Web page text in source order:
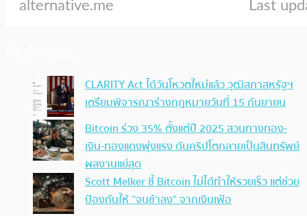
CLARITY Act ได้วันโหวตใหม่แล้ว วุฒิสภาสหรัฐฯ
เตรียมพิจารณาร่างกฎหมายวันที่ 15 กันยายน
Bitcoin ร่วง 35% ตั้งแต่ปี 2025 สวนทางทอง-
เงิน-ทองแดงพุ่งแรง ดันคริปโตกลายเป็นสินทรัพย์
ผลงานแย่สุด
Scott Melker ชี้ Bitcoin ไม่ได้ทำให้รวยเร็ว แต่ช่วย
ป้องกันให้ “จนช้าลง” จากเงินเฟ้อ